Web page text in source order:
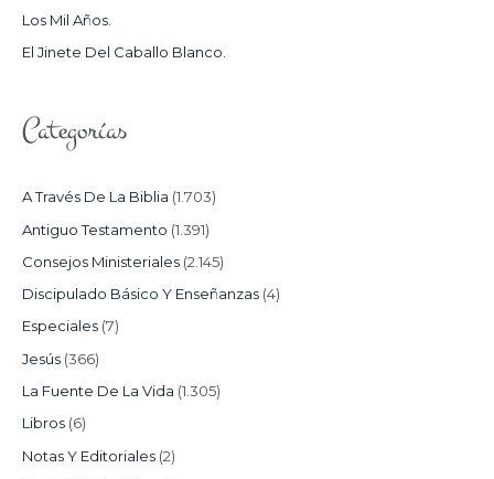
:Los Mil Años.
El Jinete Del Caballo Blanco.
Categorías
A Través De La Biblia (1.703)
Antiguo Testamento (1.391)
Consejos Ministeriales (2.145)
Discipulado Básico Y Enseñanzas (4)
Especiales (7)
Jesús (366)
La Fuente De La Vida (1.305)
Libros (6)
Notas Y Editoriales (2)